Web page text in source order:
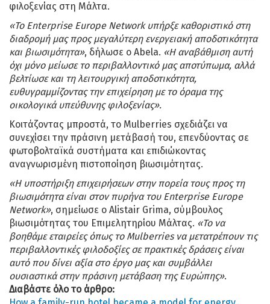
φιλοξενίας στη Μάλτα.
«Το Enterprise Europe Network υπήρξε καθοριστικό στη
διαδρομή μας προς μεγαλύτερη ενεργειακή αποδοτικότητα
και βιωσιμότητα», δήλωσε ο Abela. «Η αναβάθμιση αυτή
όχι μόνο μείωσε το περιβαλλοντικό μας αποτύπωμα, αλλά
βελτίωσε και τη λειτουργική αποδοτικότητα,
ευθυγραμμίζοντας την επιχείρηση με το όραμα της
οικολογικά υπεύθυνης φιλοξενίας».
Κοιτάζοντας μπροστά, το Mulberries σχεδιάζει να
συνεχίσει την πράσινη μετάβασή του, επενδύοντας σε
φωτοβολταϊκά συστήματα και επιδιώκοντας
αναγνωρισμένη πιστοποίηση βιωσιμότητας.
«Η υποστήριξη επιχειρήσεων στην πορεία τους προς τη
βιωσιμότητα είναι στον πυρήνα του Enterprise Europe
Network», σημείωσε ο Alistair Grima, σύμβουλος
βιωσιμότητας του Επιμελητηρίου Μάλτας. «Το να
βοηθάμε εταιρείες όπως το Mulberries να μετατρέπουν τις
περιβαλλοντικές φιλοδοξίες σε πρακτικές δράσεις είναι
αυτό που δίνει αξία στο έργο μας και συμβάλλει
ουσιαστικά στην πράσινη μετάβαση της Ευρώπης».
Διαβάστε όλο το άρθρο: